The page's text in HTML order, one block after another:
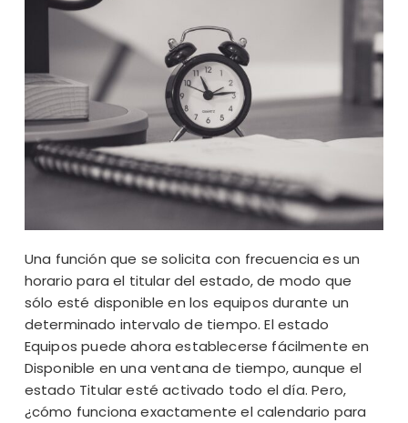
Una función que se solicita con frecuencia es un
horario para el titular del estado, de modo que
sólo esté disponible en los equipos durante un
determinado intervalo de tiempo. El estado
Equipos puede ahora establecerse fácilmente en
Disponible en una ventana de tiempo, aunque el
estado Titular esté activado todo el día. Pero,
¿cómo funciona exactamente el calendario para